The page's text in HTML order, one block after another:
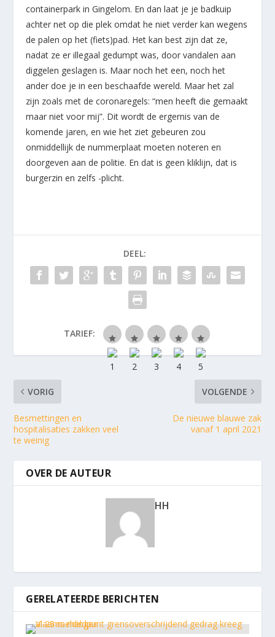
containerpark in Gingelom. En dan laat je je badkuip
achter net op die plek omdat he niet verder kan wegens
de palen op het (fiets)pad. Het kan best zijn dat ze,
nadat ze er illegaal gedumpt was, door vandalen aan
diggelen geslagen is. Maar noch het een, noch het
ander doe je in een beschaafde wereld. Maar het zal
zijn zoals met de coronaregels: “men heeft die gemaakt
maar niet voor mij”. Dit wordt de ergernis van de
komende jaren, en wie het ziet gebeuren zou
onmiddellijk de nummerplaat moeten noteren en
doorgeven aan de politie. En dat is geen kliklijn, dat is
burgerzin en zelfs -plicht.
DEEL:
TARIEF:
VORIG
Besmettingen en
hospitalisaties zakken veel
te weinig
VOLGENDE
De nieuwe blauwe zak
vanaf 1 april 2021
OVER DE AUTEUR
HH
GERELATEERDE BERICHTEN